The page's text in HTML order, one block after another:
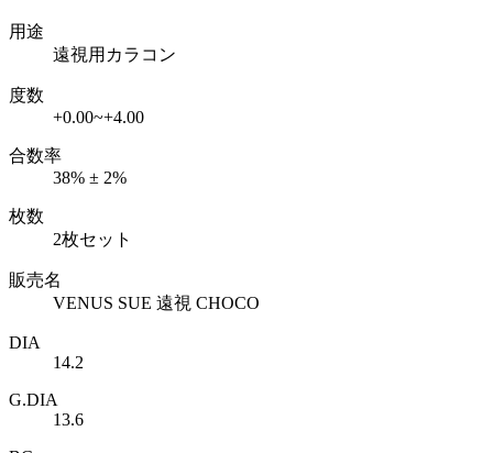
用途
遠視用カラコン
度数
+0.00~+4.00
合数率
38% ± 2%
枚数
2枚セット
販売名
VENUS SUE 遠視 CHOCO
DIA
14.2
G.DIA
13.6